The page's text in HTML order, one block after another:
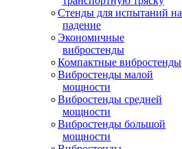
Стенды для испытаний на
падение
Экономичные
вибростенды
Компактные вибростенды
Вибростенды малой
мощности
Вибростенды средней
мощности
Вибростенды большой
мощности